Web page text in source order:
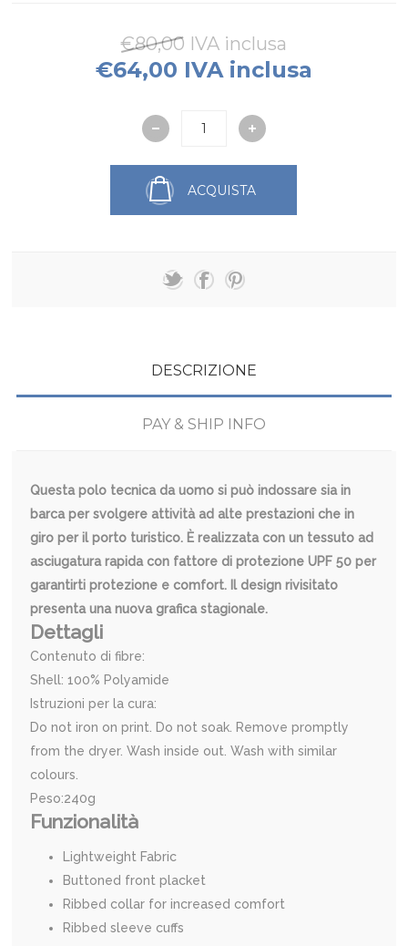
€80,00 IVA inclusa
€64,00 IVA inclusa
ACQUISTA
DESCRIZIONE
PAY & SHIP INFO
Questa polo tecnica da uomo si può indossare sia in
barca per svolgere attività ad alte prestazioni che in
giro per il porto turistico. È realizzata con un tessuto ad
asciugatura rapida con fattore di protezione UPF 50 per
garantirti protezione e comfort. Il design rivisitato
presenta una nuova grafica stagionale.
Dettagli
Contenuto di fibre:
Shell: 100% Polyamide
Istruzioni per la cura:
Do not iron on print. Do not soak. Remove promptly
from the dryer. Wash inside out. Wash with similar
colours.
Peso:240g
Funzionalità
Lightweight Fabric
Buttoned front placket
Ribbed collar for increased comfort
Ribbed sleeve cuffs